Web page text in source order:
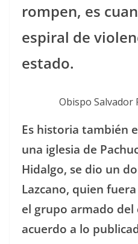
rompen, es
espiral de
estado.
Obispo Salvador
Es historia también
una iglesia de
Hidalgo, se dio un
Lazcano, quien
el grupo armado del
acuerdo a lo